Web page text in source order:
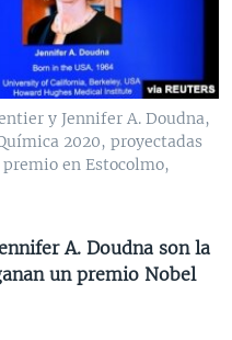
y Jennifer A. Doudna,
2020, proyectadas
en Estocolmo,
A. Doudna son la
un premio Nobel